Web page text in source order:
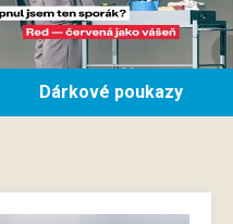
Dárkové poukazy